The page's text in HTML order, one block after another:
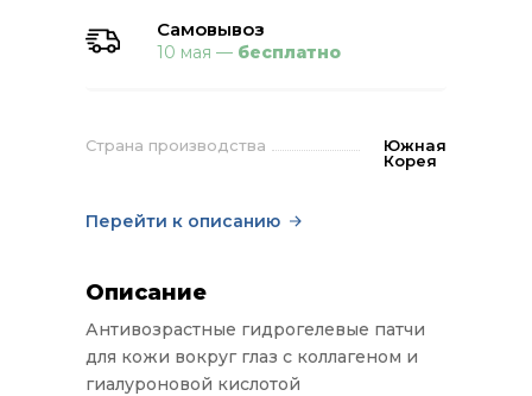
Страна производства
Южная
Корея
Перейти к описанию
Самовывоз
10 мая — бесплатно
Описание
Антивозрастные гидрогелевые патчи
для кожи вокруг глаз с коллагеном и
гиалуроновой кислотой